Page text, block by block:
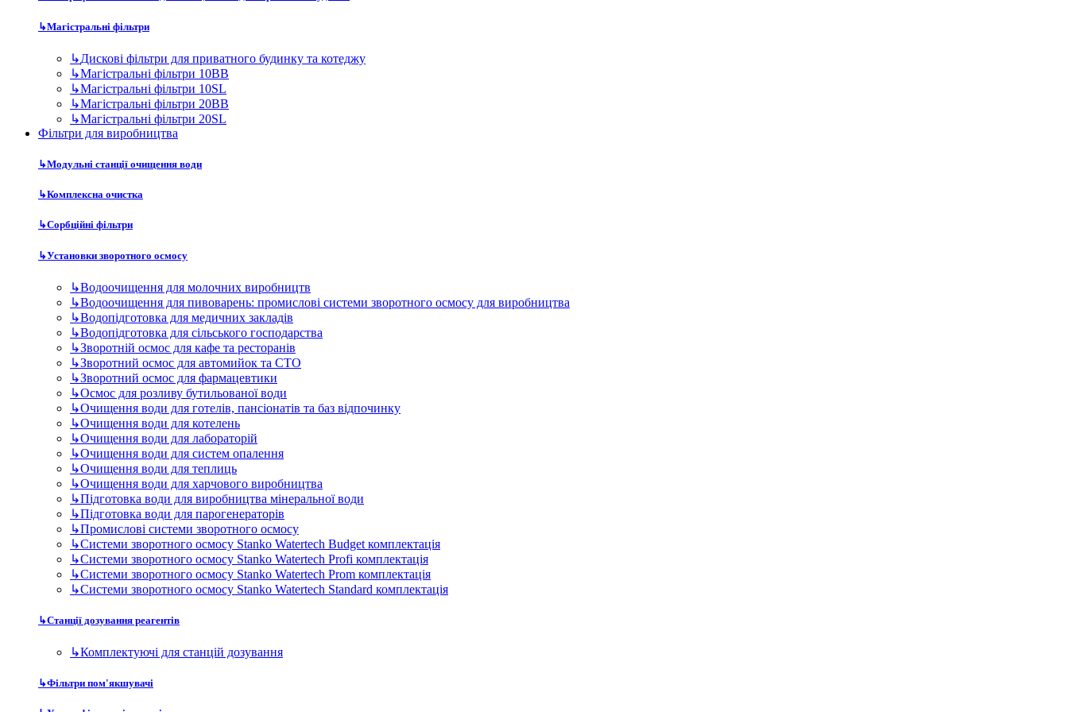
↳Комплексна очистка
Сорбційні фільтри
Установки зворотного осмосу
↳Водоочищення для молочних виробництв
↳Водоочищення для пивоварень: промислові системи зворотного осмосу для виробництва
↳Водопідготовка для сільського господарства
↳Зворотний осмос для автомийок та СТО
↳Осмос для розливу бутильованої води
↳Очищення води для котелень
↳ Очищення води для систем опалення
↳ Очищення води для теплиць
↳ Очищення води для харчового виробництва
↳ Підготовка води для виробництва мінеральної води
↳ Підготовка води для парогенераторів
↳ Промислові системи зворотного осмосу
↳ Системи зворотного осмосу Stanko Watertech Budget комплектація
↳ Системи зворотного осмосу Stanko Watertech Profi комплектація
↳ Системи зворотного осмосу Stanko Watertech Prom комплектація
↳ Системи зворотного осмосу Stanko Watertech Standard комплектація
Станції дозування реагентів
↳Комплектуючі для станцій дозування
Фільтри пом'якшувачі
Ультрафіолетові стерилізатори
Дискові фільтри для виробництва та промисловості